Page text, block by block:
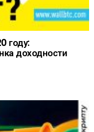
году:
доходности